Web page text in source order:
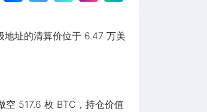
址的清算价位于 6.47 万美
517.6 枚 BTC，持仓价值